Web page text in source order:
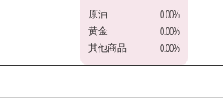
原油
0.00%
黄金
0.00%
其他商品
0.00%